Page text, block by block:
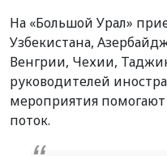
На «Большой Урал»
Узбекистана,
Венгрии, Чехии,
руководителей
мероприятия
поток.